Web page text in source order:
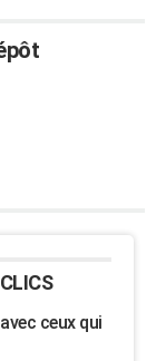
ceux qui